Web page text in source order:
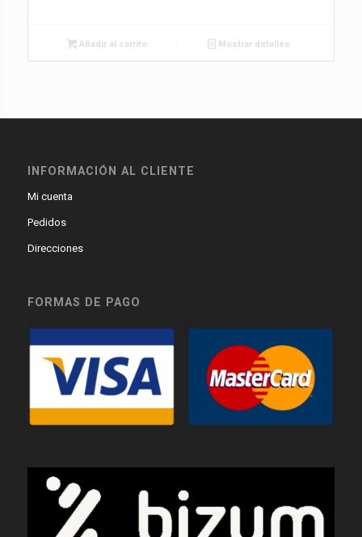
Añadir al carrito Mostrar detalles
INFORMACIÓN AL CLIENTE
Mi cuenta
Pedidos
Direcciones
FORMAS DE PAGO